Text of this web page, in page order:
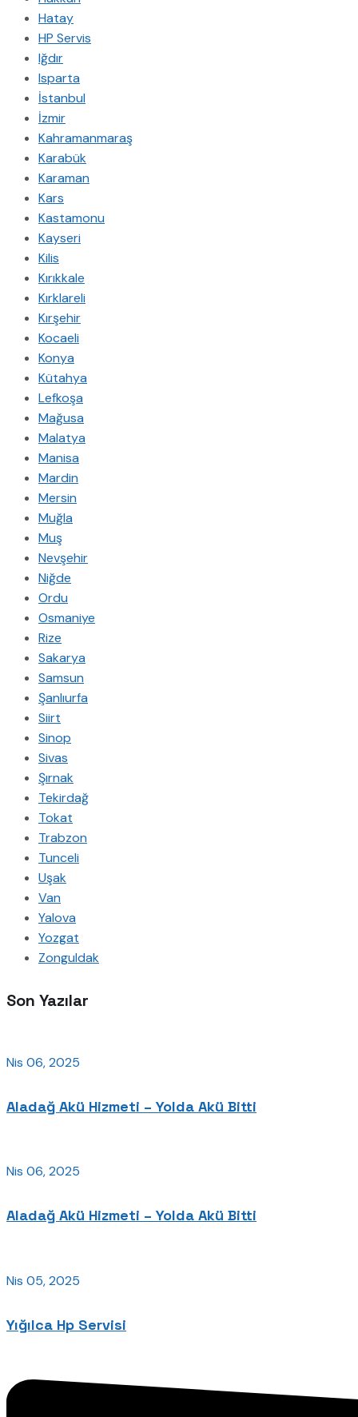
Hatay
HP Servis
Iğdır
Isparta
İstanbul
İzmir
Kahramanmaraş
Karabük
Karaman
Kars
Kastamonu
Kayseri
Kilis
Kırıkkale
Kırklareli
Kırşehir
Kocaeli
Konya
Kütahya
Lefkoşa
Mağusa
Malatya
Manisa
Mardin
Mersin
Muğla
Muş
Nevşehir
Niğde
Ordu
Osmaniye
Rize
Sakarya
Samsun
Şanlıurfa
Siirt
Sinop
Sivas
Şırnak
Tekirdağ
Tokat
Trabzon
Tunceli
Uşak
Van
Yalova
Yozgat
Zonguldak
Son Yazılar
Nis 06, 2025
Aladağ Akü Hizmeti – Yolda Akü Bitti
Nis 06, 2025
Aladağ Akü Hizmeti – Yolda Akü Bitti
Nis 05, 2025
Yığılca Hp Servisi